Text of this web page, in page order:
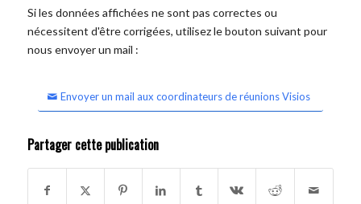
Si les données affichées ne sont pas correctes ou
nécessitent d'être corrigées, utilisez le bouton suivant pour
nous envoyer un mail :
Envoyer un mail aux coordinateurs de réunions Visios
Partager cette publication